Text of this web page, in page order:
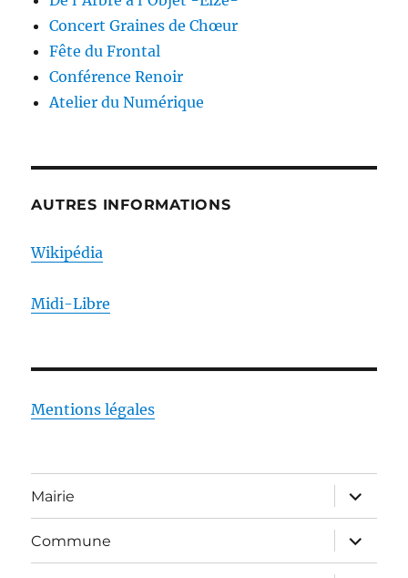
Concert Graines de Chœur
Fête du Frontal
Conférence Renoir
Atelier du Numérique
AUTRES INFORMATIONS
Wikipédia
Midi-Libre
Mentions légales
Mairie
ouvrir
le
sous-
menu
Commune
ouvrir
le
sous-